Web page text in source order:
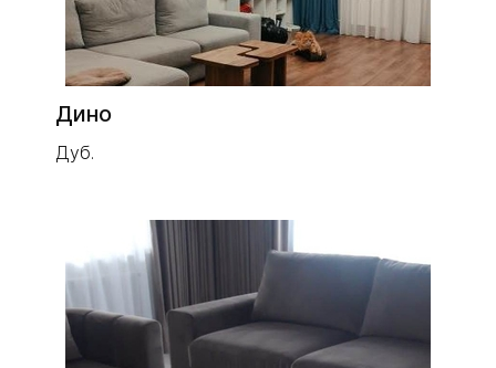
Дино
Дуб.